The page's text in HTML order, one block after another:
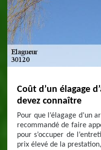
Coût d’un élagage
devez connaître
Pour que l’élagage d’un
recommandé de faire
pour s’occuper de
prix élevé de la